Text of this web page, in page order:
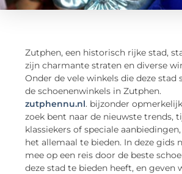
Zutphen, een historisch rijke stad,
zijn charmante straten en diverse
Onder de vele winkels die deze stad
de schoenenwinkels in Zutphen.
zutphennu.nl. bijzonder
zoek bent naar de nieuwste trends,
klassiekers of speciale
het allemaal te bieden. In deze gids
mee op een reis door de beste
deze stad te bieden heeft, en geven